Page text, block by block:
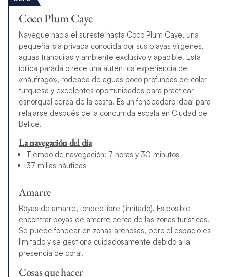
Coco Plum Caye
Navegue hacia el sureste hasta Coco Plum Caye, una
pequeña isla privada conocida por sus playas vírgenes,
aguas tranquilas y ambiente exclusivo y apacible. Esta
idílica parada ofrece una auténtica experiencia de
«náufrago», rodeada de aguas poco profundas de color
turquesa y excelentes oportunidades para practicar
esnórquel cerca de la costa. Es un fondeadero ideal para
relajarse después de la concurrida escala en Ciudad de
Belice.
La navegación del día
Tiempo de navegación: 7 horas y 30 minutos
37 millas náuticas
Amarre
Boyas de amarre, fondeo libre (limitado). Es posible
encontrar boyas de amarre cerca de las zonas turísticas.
Se puede fondear en zonas arenosas, pero el espacio es
limitado y se gestiona cuidadosamente debido a la
presencia de coral.
Cosas que hacer